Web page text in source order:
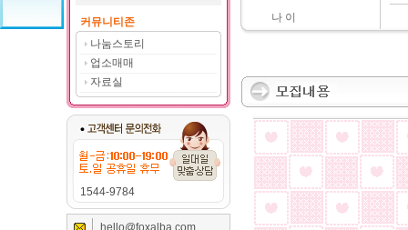
커뮤니티존
나눔스토리
업소매매
자료실
1544-9784
hello@foxalba.com
나 이